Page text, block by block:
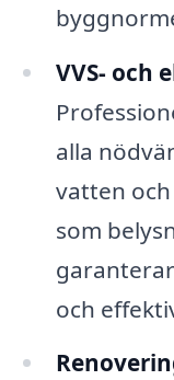
VVS- och
alla
vatten
som
och